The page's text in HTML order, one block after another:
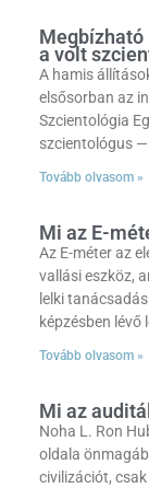
a volt
A hamis
elsősorban az
Szcientológia
szcientológus
Tovább olvasom »
Mi az E-
Az E-méter az
vallási eszköz,
lelki
képzésben
Tovább olvasom »
Mi az
Noha L. Ron
oldala
civilizációt,